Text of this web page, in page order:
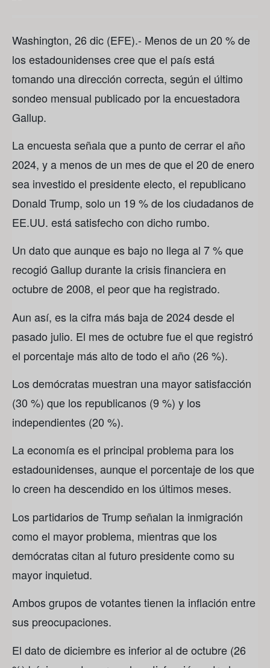
Washington, 26 dic (EFE).- Menos de un 20 % de
los estadounidenses cree que el país está
tomando una dirección correcta, según el último
sondeo mensual publicado por la encuestadora
Gallup.
La encuesta señala que a punto de cerrar el año
2024, y a menos de un mes de que el 20 de enero
sea investido el presidente electo, el republicano
Donald Trump, solo un 19 % de los ciudadanos de
EE.UU. está satisfecho con dicho rumbo.
Un dato que aunque es bajo no llega al 7 % que
recogió Gallup durante la crisis financiera en
octubre de 2008, el peor que ha registrado.
Aun así, es la cifra más baja de 2024 desde el
pasado julio. El mes de octubre fue el que registró
el porcentaje más alto de todo el año (26 %).
Los demócratas muestran una mayor satisfacción
(30 %) que los republicanos (9 %) y los
independientes (20 %).
La economía es el principal problema para los
estadounidenses, aunque el porcentaje de los que
lo creen ha descendido en los últimos meses.
Los partidarios de Trump señalan la inmigración
como el mayor problema, mientras que los
demócratas citan al futuro presidente como su
mayor inquietud.
Ambos grupos de votantes tienen la inflación entre
sus preocupaciones.
El dato de diciembre es inferior al de octubre (26